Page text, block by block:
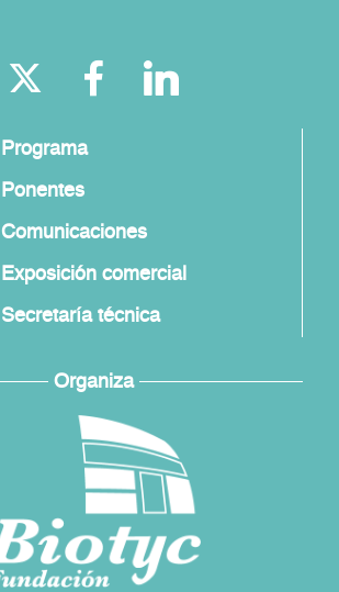
Programa
Ponentes
Comunicaciones
Exposición comercial
Secretaría técnica
Organiza